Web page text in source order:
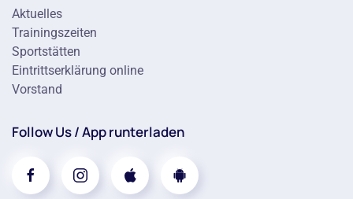
Aktuelles
Trainingszeiten
Sportstätten
Eintrittserklärung online
Vorstand
Follow Us / App runterladen